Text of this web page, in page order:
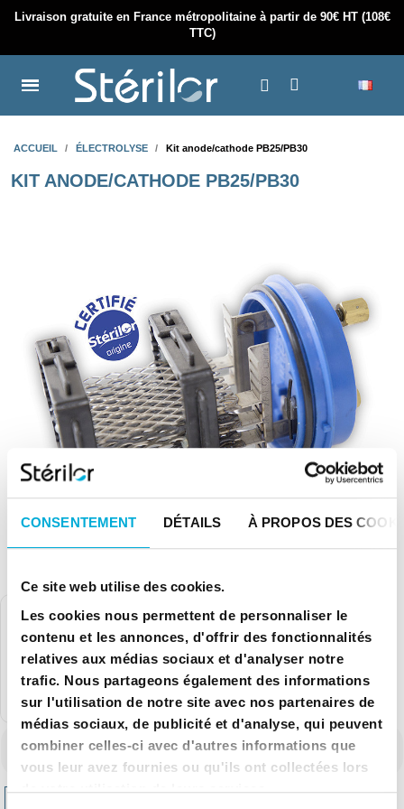
CONSENTEMENT DÉTAILS À PROPOS DES
Ce site web utilise des cookies.
Les cookies nous permettent de personnaliser le
contenu et les annonces, d'offrir des fonctionnalités
relatives aux médias sociaux et d'analyser notre
trafic. Nous partageons également des informations
sur l'utilisation de notre site avec nos partenaires de
médias sociaux, de publicité et d'analyse, qui peuvent
combiner celles-ci avec d'autres informations que
vous leur avez fournies ou qu'ils ont collectées lors
de votre utilisation de leurs services.
Livraison gratuite en France métropolitaine à partir de 90€ HT (108€
TTC)
ACCUEIL ÉLECTROLYSE Kit anode/cathode PB25/PB30
KIT ANODE/CATHODE PB25/PB30
Référence ELTM24PB25-30
502,80 €
TTC